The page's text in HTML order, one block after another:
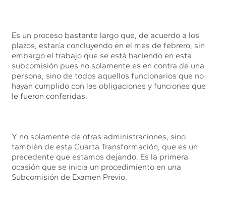
Es un proceso bastante largo que, de acuerdo a los
plazos, estaría concluyendo en el mes de febrero, sin
embargo el trabajo que se está haciendo en esta
subcomisión pues no solamente es en contra de una
persona, sino de todos aquellos funcionarios que no
hayan cumplido con las obligaciones y funciones que
le fueron conferidas.
Y no solamente de otras administraciones, sino
también de esta Cuarta Transformación, que es un
precedente que estamos dejando. Es la primera
ocasión que se inicia un procedimiento en una
Subcomisión de Examen Previo.